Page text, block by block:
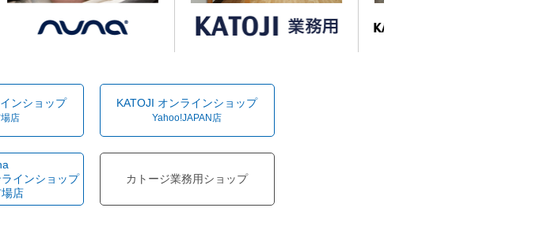
ンショップ
店
KATOJI オンラインショップ
Yahoo!JAPAN店
インショップ
店
カトージ業務用ショップ